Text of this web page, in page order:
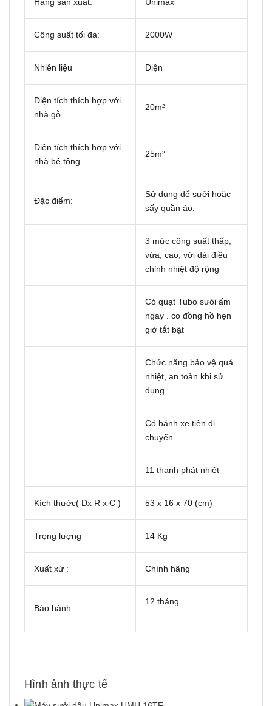
Công suất tối đa: 2000W
Nhiên liệu Điện
Diện tích thích hợp với
nhà gỗ
20m²
Diện tích thích hợp với
nhà bê tông
25m²
Đặc điểm:
Sử dụng để sưởi hoặc
sấy quần áo.
3 mức công suất thấp,
vừa, cao, với dải điều
chỉnh nhiệt độ rộng
Có quạt Tubo sưỏi ấm
ngay . co đồng hồ hẹn
giờ tắt bật
Chức năng bảo vệ quá
nhiệt, an toàn khi sử
dụng
Có bánh xe tiện di
chuyển
11 thanh phát nhiệt
Kích thước( Dx R x C ) 53 x 16 x 70 (cm)
Trọng lượng 14 Kg
Xuất xứ : Chính hãng
Bảo hành:
12 tháng
Hình ảnh thực tế